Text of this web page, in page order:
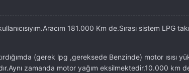
181.000 Km de.Sırası sistem LPG
(gerek lpg ,gereksede Benzinde) motor ısısı
zamanda motor yağım eksilmektedir.10.000 km